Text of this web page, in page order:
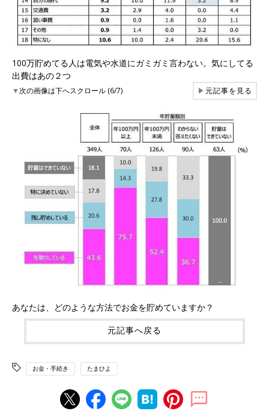
100万貯めてる人は電気や水道にガミガミ言わない。気にしてる
出費はあの２つ
▼次の画像は下へスクロール (6/7) ▶元記事を見る
あなたは、どのような方法でお金を貯めていますか？
元記事へ戻る
お金・手続き たまひよ